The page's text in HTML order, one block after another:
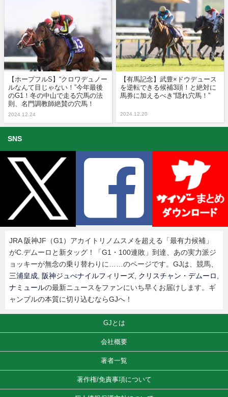
【ホープフルS】“クロワデュノー
ルなんて目じゃない！”今年最後
のG1！冬の中山で走る穴馬の法
則、名門調教師絶賛の穴馬！
2024.12.24
【有馬記念】武豊×ドウデュース
を逆転できる候補3頭！と絶対に
馬券に加えるべき“隠れ穴馬！”
2024.12.20
SNS
JRA 阪神JF（G1）アカイトリノムスメを超える「最有力候補」
がC.デムーロと新タッグ！「G1・100連敗」到達、あの実力派ジ
ョッキーが無念の乗り替わりに……のページです。GJは、競馬、
三浦皇成, 阪神ジュべナイルフィリーズ, クリスチャン・デムーロ,
ナミュールの最新ニュースをファンにいち早くお届けします。ギ
ャンブルの本質に切り込むならGJへ！
GJとは
会社概要
著者一覧
著作権/免責事項について